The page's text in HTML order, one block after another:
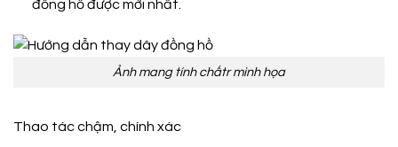
đồng hồ được mới nhất.
Ảnh mang tính chấtr minh họa
Thao tác chậm, chính xác